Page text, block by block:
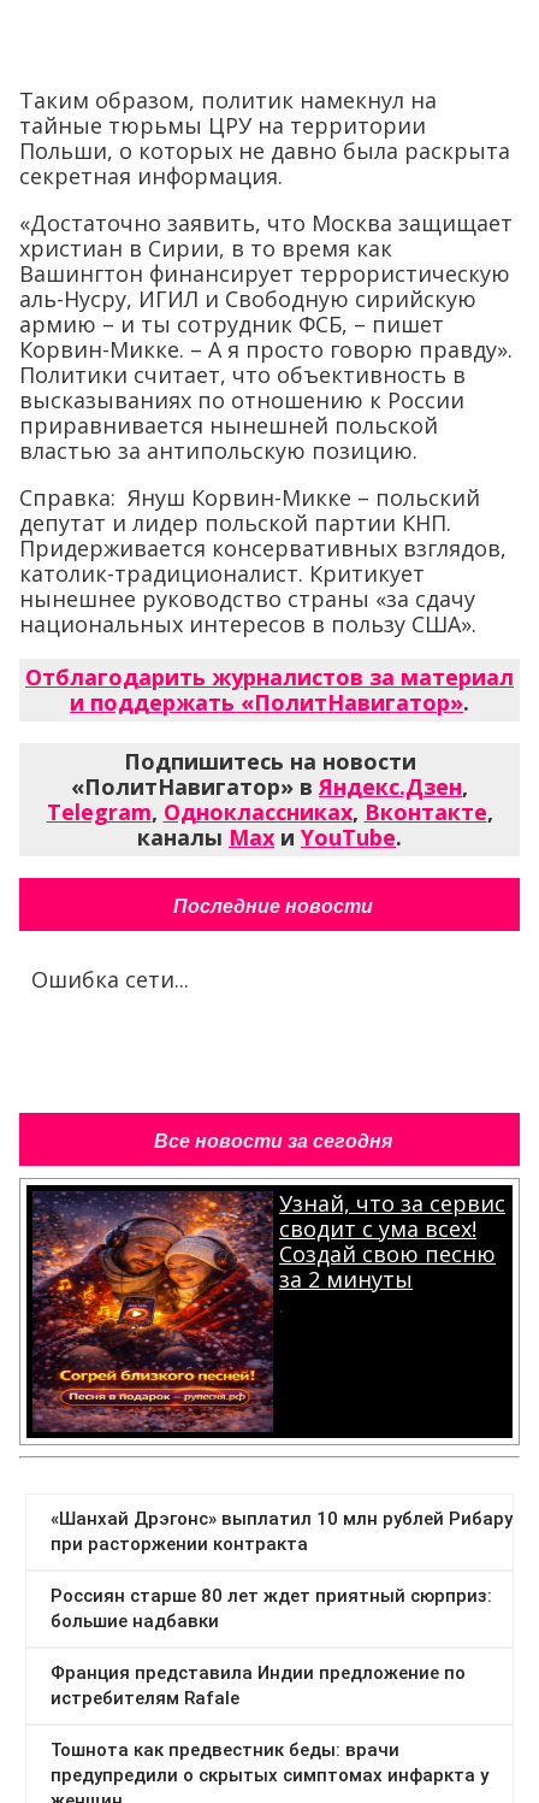
Таким образом, политик намекнул на
тайные тюрьмы ЦРУ на территории
Польши, о которых не давно была раскрыта
секретная информация.
«Достаточно заявить, что Москва защищает
христиан в Сирии, в то время как
Вашингтон финансирует террористическую
аль-Нусрy, ИГИЛ и Свободную сирийскую
армию – и ты сотрудник ФСБ, – пишет
Корвин-Микке. – А я просто говорю правду».
Политики считает, что объективность в
высказываниях по отношению к России
приравнивается нынешней польской
властью за антипольскую позицию.
Справка: Януш Корвин-Микке – польский
депутат и лидер польской партии КНП.
Придерживается консервативных взглядов,
католик-традиционалист. Критикует
нынешнее руководство страны «за сдачу
национальных интересов в пользу США».
Отблагодарить журналистов за материал
и поддержать «ПолитНавигатор».
Подпишитесь на новости
«ПолитНавигатор» вЯндекс.Дзен,
Telegram, Одноклассниках, Вконтакте,
каналы Max и YouTube.
Последние новости
Ошибка сети...
Все новости за сегодня
Узнай, что за сервис
сводит с ума всех!
Создай свою песню
за 2 минуты
.